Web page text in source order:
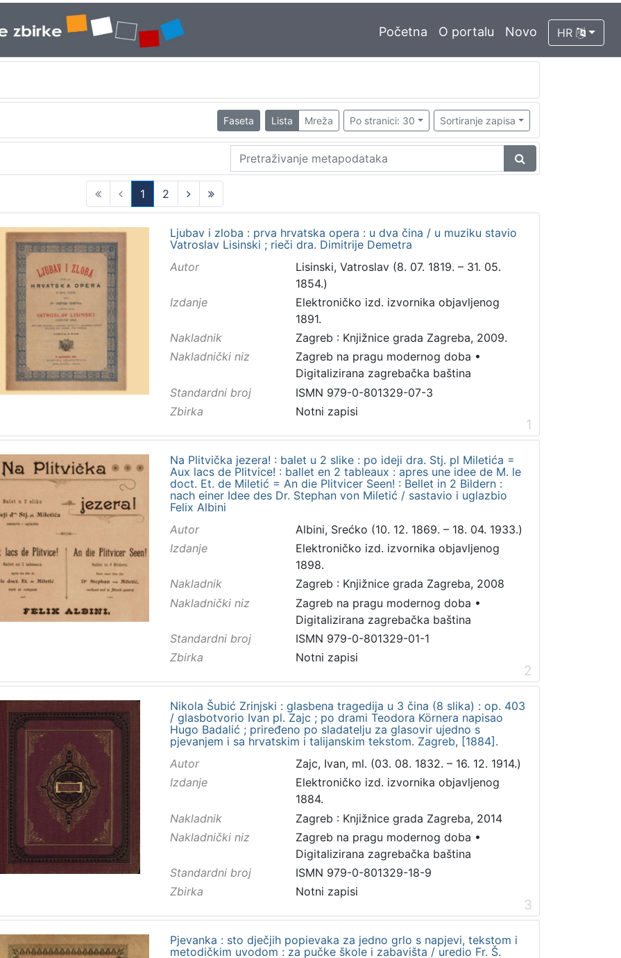
Početna O portalu Novo HR
Faseta Lista Mreža Po stranici: 30 Sortiranje zapisa
1
(current)
2
Ljubav i zloba : prva hrvatska opera : u dva čina / u muziku stavio
Vatroslav Lisinski ; rieči dra. Dimitrije Demetra
Autor
Lisinski, Vatroslav (8. 07. 1819. – 31. 05.
1854.)
Izdanje
Elektroničko izd. izvornika objavljenog
1891.
Nakladnik
Zagreb : Knjižnice grada Zagreba, 2009.
Nakladnički niz
Zagreb na pragu modernog doba •
Digitalizirana zagrebačka baština
Standardni broj
ISMN 979-0-801329-07-3
Zbirka
Notni zapisi
1
Na Plitvička jezera! : balet u 2 slike : po ideji dra. Stj. pl Miletića =
Aux lacs de Plitvice! : ballet en 2 tableaux : apres une idee de M. le
doct. Et. de Miletić = An die Plitvicer Seen! : Bellet in 2 Bildern :
nach einer Idee des Dr. Stephan von Miletić / sastavio i uglazbio
Felix Albini
Autor
Albini, Srećko (10. 12. 1869. – 18. 04. 1933.)
Izdanje
Elektroničko izd. izvornika objavljenog
1898.
Nakladnik
Zagreb : Knjižnice grada Zagreba, 2008
Nakladnički niz
Zagreb na pragu modernog doba •
Digitalizirana zagrebačka baština
Standardni broj
ISMN 979-0-801329-01-1
Zbirka
Notni zapisi
2
Nikola Šubić Zrinjski : glasbena tragedija u 3 čina (8 slika) : op. 403
/ glasbotvorio Ivan pl. Zajc ; po drami Teodora Körnera napisao
Hugo Badalić ; priređeno po sladatelju za glasovir ujedno s
pjevanjem i sa hrvatskim i talijanskim tekstom. Zagreb, [1884].
Autor
Zajc, Ivan, ml. (03. 08. 1832. – 16. 12. 1914.)
Izdanje
Elektroničko izd. izvornika objavljenog
1884.
Nakladnik
Zagreb : Knjižnice grada Zagreba, 2014
Nakladnički niz
Zagreb na pragu modernog doba •
Digitalizirana zagrebačka baština
Standardni broj
ISMN 979-0-801329-18-9
Zbirka
Notni zapisi
3
Pjevanka : sto dječjih popievaka za jedno grlo s napjevi, tekstom i
metodičkim uvodom : za pučke škole i zabavišta / uredio Fr. Š.